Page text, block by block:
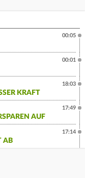
00:05
00:01
KRAFT
18:03
AUF
17:49
AB
17:14